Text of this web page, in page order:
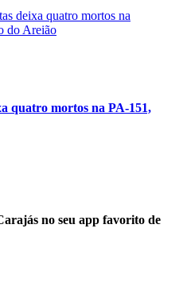
quatro mortos na PA-151,
no seu app favorito de